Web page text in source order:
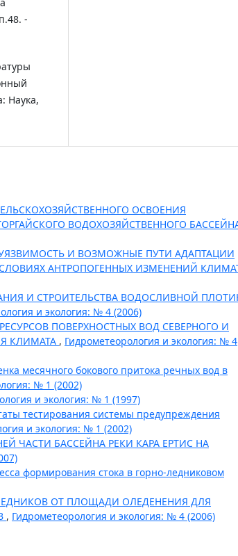
-
Наука,
ОСВОЕНИЯ
ВОДОХОЗЯЙСТВЕННОГО
И ВОЗМОЖНЫЕ ПУТИ АДАПТАЦИИ
АНТРОПОГЕННЫХ ИЗМЕНЕНИЙ
И СТРОИТЕЛЬСТВА ВОДОСЛИВНОЙ
и экология: № 4 (2006)
ПОВЕРХНОСТНЫХ ВОД СЕВЕРНОГО И
КЛИМАТА , Гидрометеорология и экология: № 4
месячного бокового притока речных вод в
№ 1 (2002)
и экология: № 1 (1997)
тестирования системы предупреждения
и экология: № 1 (2002)
ЧАСТИ БАССЕЙНА РЕКИ КАРА ЕРТИС НА
формирования стока в горно-ледниковом
ОТ ПЛОЩАДИ ОЛЕДЕНЕНИЯ ДЛЯ
, Гидрометеорология и экология: № 4 (2006)